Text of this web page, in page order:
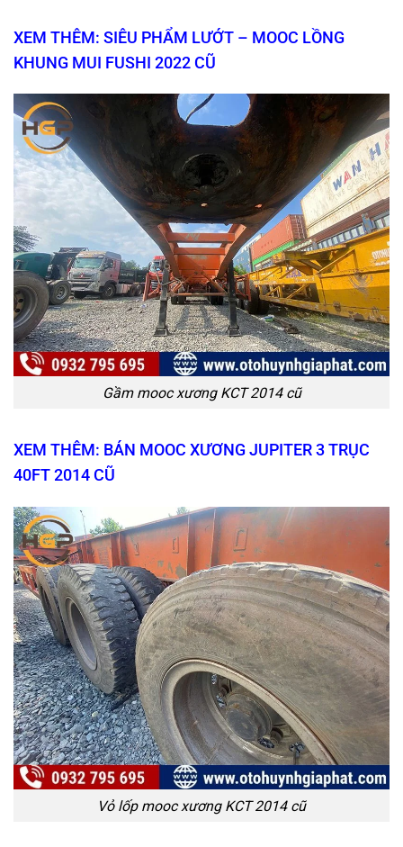
XEM THÊM: SIÊU PHẨM LƯỚT – MOOC LỒNG
KHUNG MUI FUSHI 2022 CŨ
Gầm mooc xương KCT 2014 cũ
XEM THÊM: BÁN MOOC XƯƠNG JUPITER 3 TRỤC
40FT 2014 CŨ
Vỏ lốp mooc xương KCT 2014 cũ